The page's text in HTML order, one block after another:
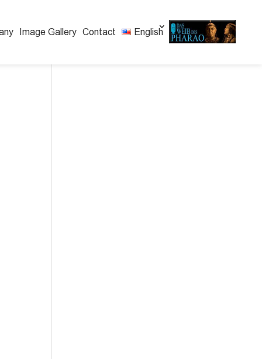
Image Gallery Contact English